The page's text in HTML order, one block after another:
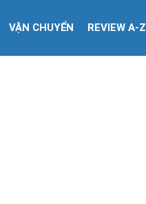
VẬN CHUYỂN REVIEW A-Z